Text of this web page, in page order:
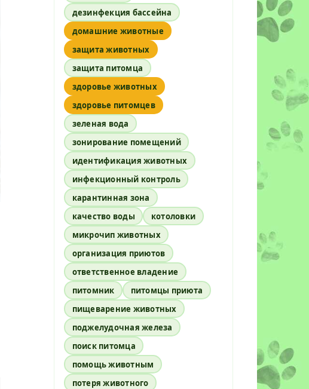
дезинфекция бассейна
домашние животные
защита животных
защита питомца
здоровье животных
здоровье питомцев
зеленая вода
зонирование помещений
идентификация животных
инфекционный контроль
карантинная зона
качество воды
котоловки
микрочип животных
организация приютов
ответственное владение
питомник
питомцы приюта
пищеварение животных
поджелудочная железа
поиск питомца
помощь животным
потеря животного